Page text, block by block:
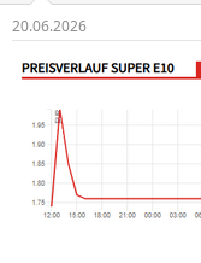
20.06.2026